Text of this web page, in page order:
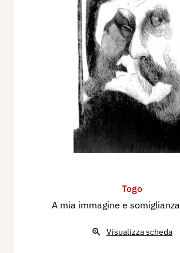
Togo
A mia immagine e somiglianza
Visualizza scheda